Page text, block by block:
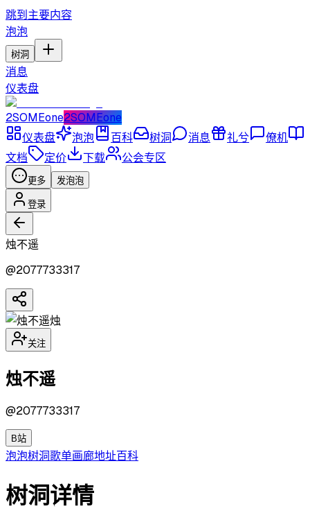
跳到主要内容
泡泡
树洞
消息
仪表盘
2SOMEone2SOMEone
仪表盘
泡泡 百科 树洞 消息 礼兮
僚机
文档
定价 下载 公会专区
更多 发泡泡
登录
烛不遥
@2077733317
烛
关注
烛不遥
@2077733317
B站
泡泡树洞歌单画廊地址百科
树洞详情